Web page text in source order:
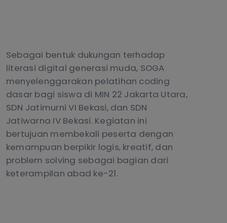
Sebagai bentuk dukungan terhadap
literasi digital generasi muda, SOGA
menyelenggarakan pelatihan coding
dasar bagi siswa di MIN 22 Jakarta Utara,
SDN Jatimurni VI Bekasi, dan SDN
Jatiwarna IV Bekasi. Kegiatan ini
bertujuan membekali peserta dengan
kemampuan berpikir logis, kreatif, dan
problem solving sebagai bagian dari
keterampilan abad ke-21.